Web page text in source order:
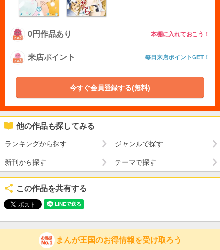
0円作品あり 本棚に入れておこう！
来店ポイント 毎日来店ポイントGET！
今すぐ会員登録する(無料)
他の作品も探してみる
ランキングから探す ジャンルで探す
新刊から探す テーマで探す
この作品を共有する
まんが王国のお得情報を受け取ろう